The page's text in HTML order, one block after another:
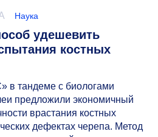
Наука
удешевить
костных
тандеме с биологами
предложили экономичный
врастания костных
дефектах черепа. Метод